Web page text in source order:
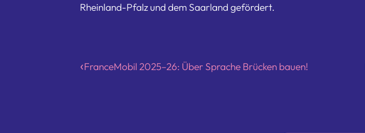
Rheinland-Pfalz und dem Saarland gefördert.
FranceMobil 2025–26: Über Sprache Brücken bauen!